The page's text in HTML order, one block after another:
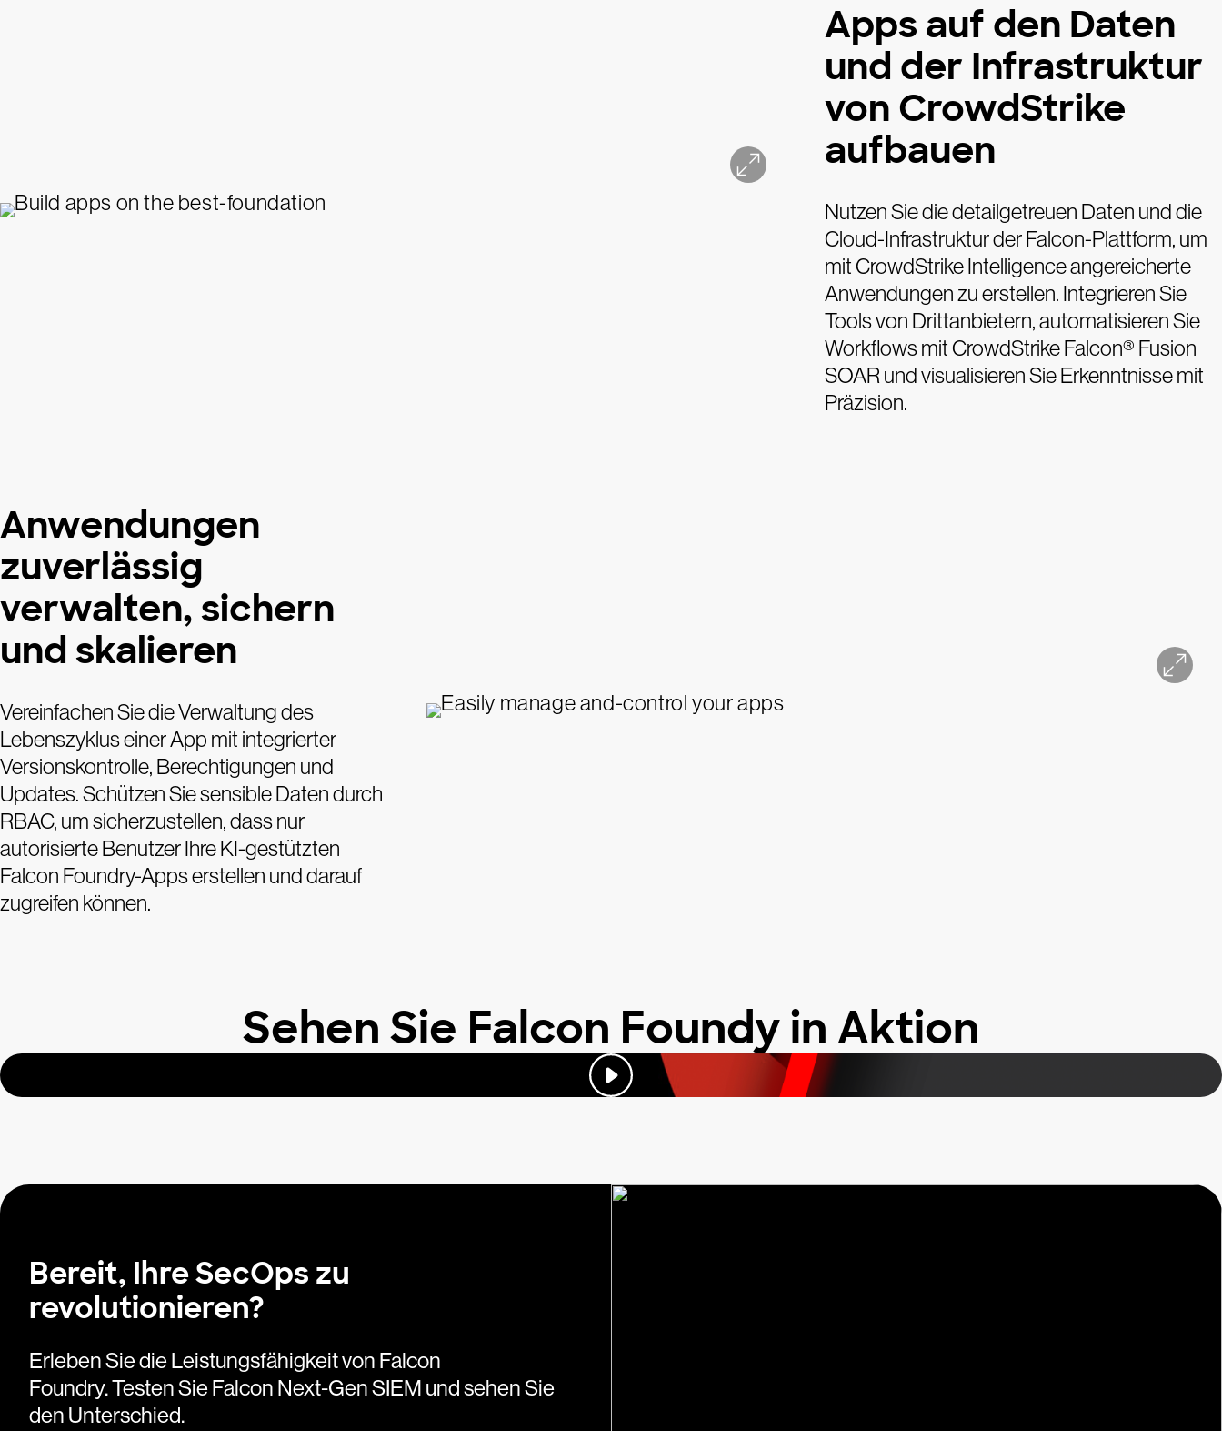
Apps auf den Daten
und der Infrastruktur
von CrowdStrike
aufbauen
Nutzen Sie die detailgetreuen Daten und die
Cloud-Infrastruktur der Falcon-Plattform, um
mit CrowdStrike Intelligence angereicherte
Anwendungen zu erstellen. Integrieren Sie
Tools von Drittanbietern, automatisieren Sie
Workflows mit CrowdStrike Falcon® Fusion
SOAR und visualisieren Sie Erkenntnisse mit
Präzision.
Anwendungen
zuverlässig
verwalten, sichern
und skalieren
Vereinfachen Sie die Verwaltung des
Lebenszyklus einer App mit integrierter
Versionskontrolle, Berechtigungen und
Updates. Schützen Sie sensible Daten durch
RBAC, um sicherzustellen, dass nur
autorisierte Benutzer Ihre KI-gestützten
Falcon Foundry-Apps erstellen und darauf
zugreifen können.
Sehen Sie Falcon Foundy in Aktion
Bereit, Ihre SecOps zu
revolutionieren?
Erleben Sie die Leistungsfähigkeit von Falcon
Foundry. Testen Sie Falcon Next-Gen SIEM und sehen Sie
den Unterschied.